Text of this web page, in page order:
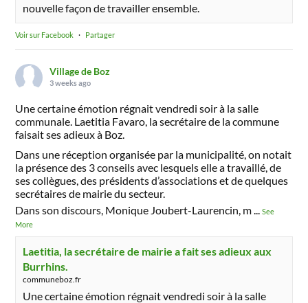
nouvelle façon de travailler ensemble.
Voir sur Facebook · Partager
Village de Boz
3 weeks ago
Une certaine émotion régnait vendredi soir à la salle
communale. Laetitia Favaro, la secrétaire de la commune
faisait ses adieux à Boz.
Dans une réception organisée par la municipalité, on notait
la présence des 3 conseils avec lesquels elle a travaillé, de
ses collègues, des présidents d’associations et de quelques
secrétaires de mairie du secteur.
Dans son discours, Monique Joubert-Laurencin, m
...See
More
Laetitia, la secrétaire de mairie a fait ses adieux aux
Burrhins.
communeboz.fr
Une certaine émotion régnait vendredi soir à la salle